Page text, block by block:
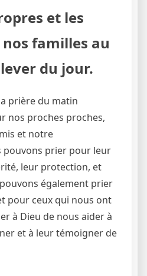
et les
familles au
du jour.
prière du matin
nos proches proches,
et notre
pouvons prier pour leur
leur protection, et
également prier
pour ceux qui nous ont
à Dieu de nous aider à
et à leur témoigner de